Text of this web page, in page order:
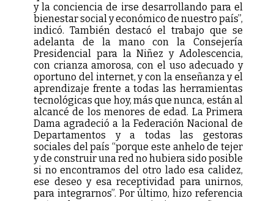
y la conciencia de irse desarrollando para el
bienestar social y económico de nuestro país”,
indicó. También destacó el trabajo que se
adelanta de la mano con la Consejería
Presidencial para la Niñez y Adolescencia,
con crianza amorosa, con el uso adecuado y
oportuno del internet, y con la enseñanza y el
aprendizaje frente a todas las herramientas
tecnológicas que hoy, más que nunca, están al
alcancé de los menores de edad. La Primera
Dama agradeció a la Federación Nacional de
Departamentos y a todas las gestoras
sociales del país “porque este anhelo de tejer
y de construir una red no hubiera sido posible
si no encontramos del otro lado esa calidez,
ese deseo y esa receptividad para unirnos,
para integrarnos”. Por último, hizo referencia